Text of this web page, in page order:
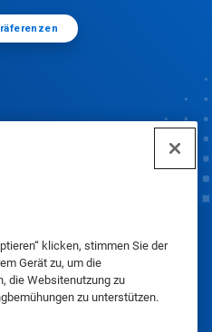
klicken, stimmen Sie der
Gerät zu, um die
die Websitenutzung zu
zu unterstützen.
Inc. 2025
|Datenschutzrichtlinie